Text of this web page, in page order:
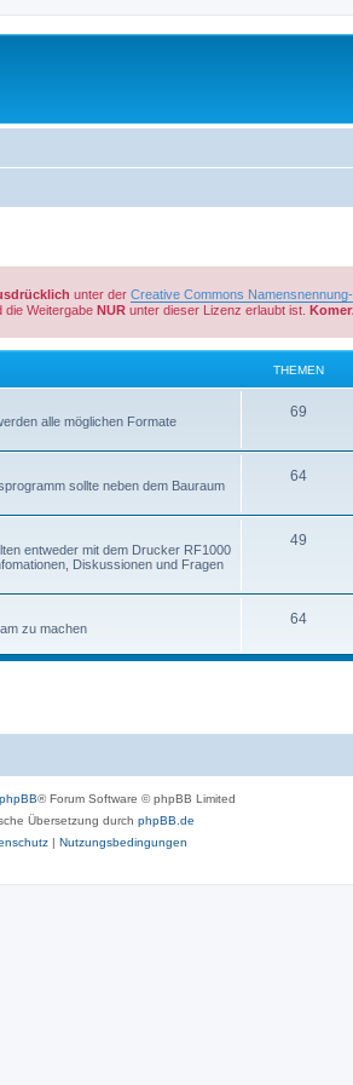
unter der Creative Commons
die Weitergabe NUR unter dieser Lizenz erlaubt ist.
THEMEN
alle möglichen Formate
69
sollte neben dem Bauraum
64
entweder mit dem Drucker RF1000
Diskussionen und Fragen
49
zu machen
64
phpBB® Forum Software © phpBB Limited
Übersetzung durch phpBB.de
| Nutzungsbedingungen